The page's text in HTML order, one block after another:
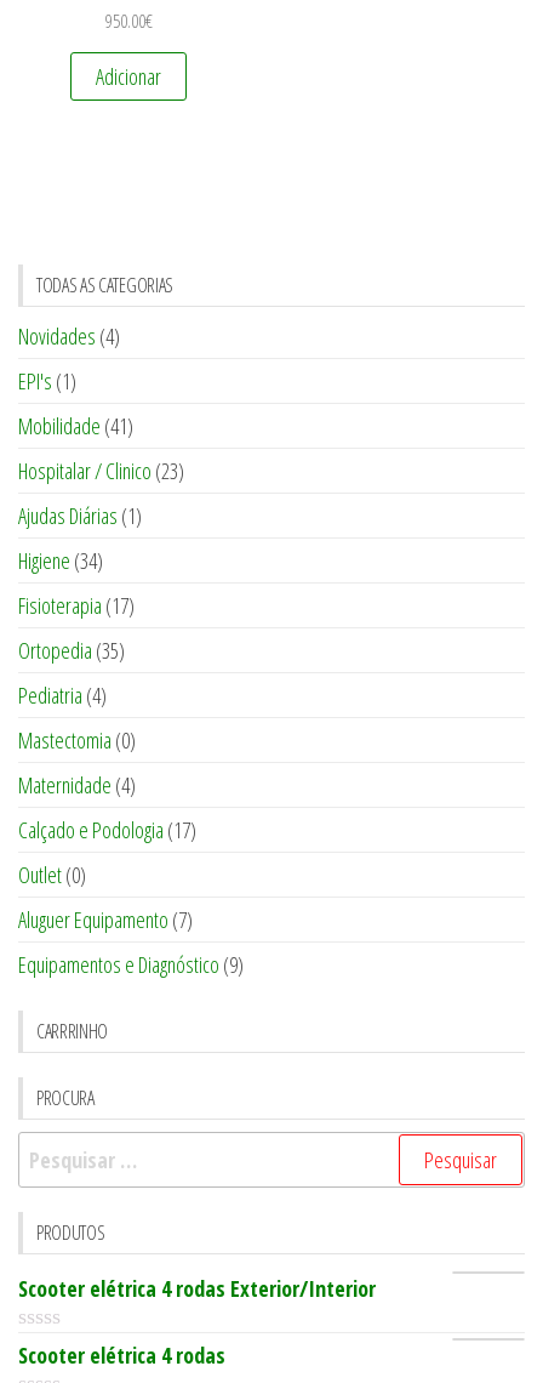
950.00€
Adicionar
TODAS AS CATEGORIAS
Novidades (4)
EPI's (1)
Mobilidade (41)
Hospitalar / Clinico (23)
Ajudas Diárias (1)
Higiene (34)
Fisioterapia (17)
Ortopedia (35)
Pediatria (4)
Mastectomia (0)
Maternidade (4)
Calçado e Podologia (17)
Outlet(0)
Aluguer Equipamento (7)
Equipamentos e Diagnóstico (9)
CARRRINHO
PROCURA
Pesquisar
por:
PRODUTOS
Scooter elétrica 4 rodas Exterior/Interior
0
o
Scooter elétrica 4 rodas